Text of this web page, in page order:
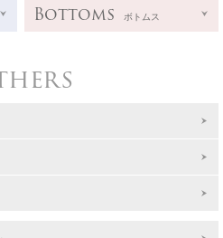
Bottoms ボトムス